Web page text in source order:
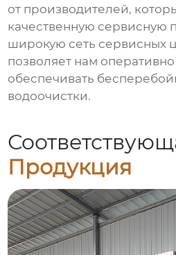
от производителей,
качественную сервисную
широкую сеть сервисных
позволяет нам
обеспечивать
водоочистки.
Продукция